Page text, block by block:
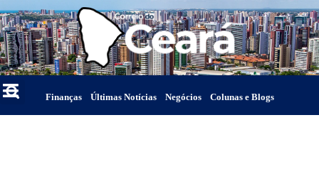
Finanças Últimas Notícias Negócios Colunas e Blogs